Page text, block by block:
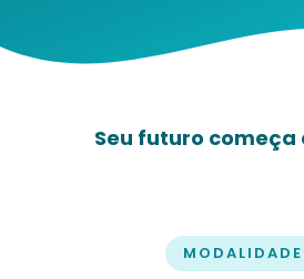
Seu futuro começa